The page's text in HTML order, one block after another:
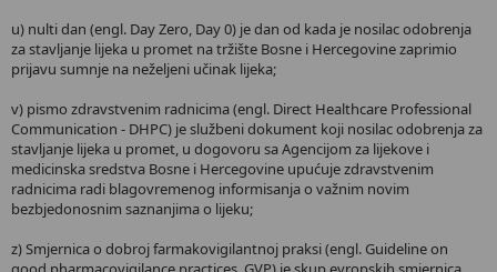
u) nulti dan (engl. Day Zero, Day 0) je dan od kada je nosilac odobrenja
za stavljanje lijeka u promet na tržište Bosne i Hercegovine zaprimio
prijavu sumnje na neželjeni učinak lijeka;
v) pismo zdravstvenim radnicima (engl. Direct Healthcare Professional
Communication - DHPC) je službeni dokument koji nosilac odobrenja za
stavljanje lijeka u promet, u dogovoru sa Agencijom za lijekove i
medicinska sredstva Bosne i Hercegovine upućuje zdravstvenim
radnicima radi blagovremenog informisanja o važnim novim
bezbjedonosnim saznanjima o lijeku;
z) Smjernica o dobroj farmakovigilantnoj praksi (engl. Guideline on